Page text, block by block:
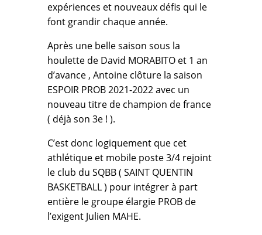
expériences et nouveaux défis qui le
font grandir chaque année.
Après une belle saison sous la
houlette de David MORABITO et 1 an
d’avance , Antoine clôture la saison
ESPOIR PROB 2021-2022 avec un
nouveau titre de champion de france
( déjà son 3e ! ).
C’est donc logiquement que cet
athlétique et mobile poste 3/4 rejoint
le club du SQBB ( SAINT QUENTIN
BASKETBALL ) pour intégrer à part
entière le groupe élargie PROB de
l’exigent Julien MAHE.